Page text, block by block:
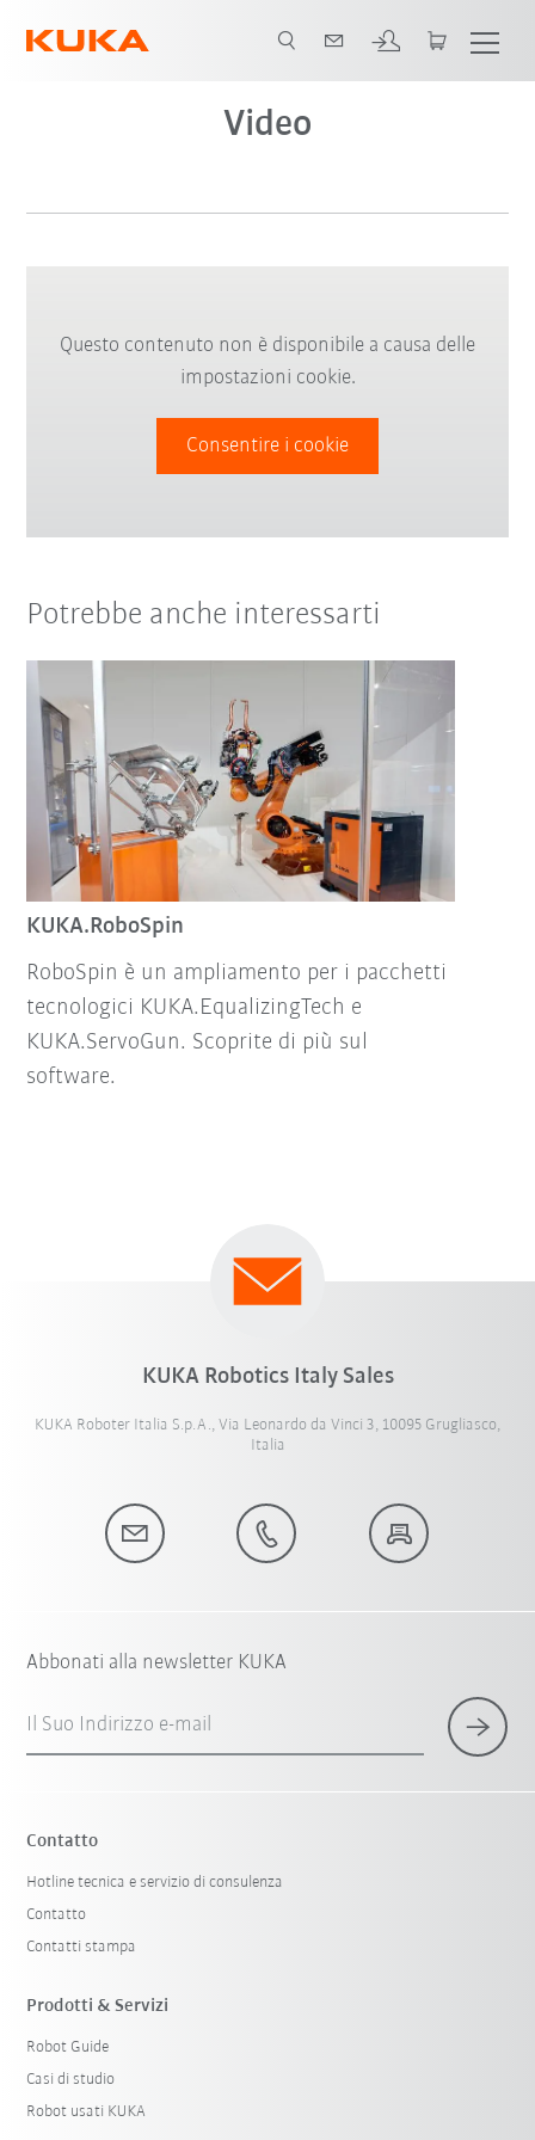
Video
Questo contenuto non è disponibile a causa delle
impostazioni cookie.
Consentire i cookie
Potrebbe anche interessarti
KUKA.RoboSpin
RoboSpin è un ampliamento per i pacchetti
tecnologici KUKA.EqualizingTech e
KUKA.ServoGun. Scoprite di più sul
software.
KUKA Robotics Italy Sales
KUKA Roboter Italia S.p.A., Via Leonardo da Vinci 3, 10095 Grugliasco,
Italia
Abbonati alla newsletter KUKA
Il Suo Indirizzo e-mail
Contatto
Hotline tecnica e servizio di consulenza
Contatto
Contatti stampa
Prodotti & Servizi
Robot Guide
Casi di studio
Robot usati KUKA